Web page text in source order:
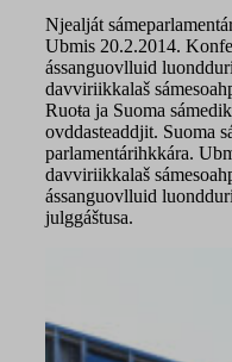
Njealját
Ubmis 20.2.2014.
ássanguovlluid
davviriikkalaš
Ruoŧa ja Suoma
ovddasteaddjit. Suoma
parlamentárihkkára.
davviriikkalaš
ássanguovlluid
julggáštusa.